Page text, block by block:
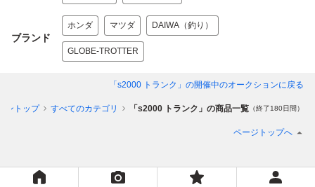
ブランド
ホンダ マツダ DAIWA（釣り）
GLOBE-TROTTER
「s2000 トランク」 の開催中のオークションに戻る
ントップ すべてのカテゴリ 「s2000 トランク」の商品一覧 （終了180日間）
ページトップへ